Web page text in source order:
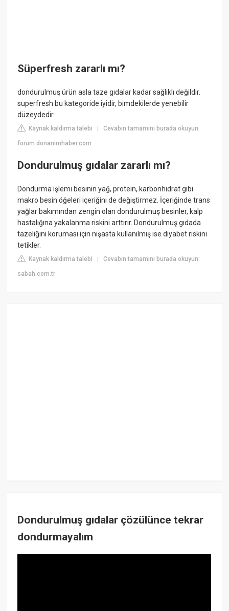
Süperfresh zararlı mı?
dondurulmuş ürün asla taze gıdalar kadar sağlıklı değildir.
superfresh bu kategoride iyidir, bimdekilerde yenebilir
düzeydedir.
Kaynak kaldırma talebi |Cevabın tamamını burada okuyun:
forum.donanimhaber.com
Dondurulmuş gıdalar zararlı mı?
Dondurma işlemi besinin yağ, protein, karbonhidrat gibi
makro besin öğeleri içeriğini de değiştirmez. İçeriğinde trans
yağlar bakımından zengin olan dondurulmuş besinler, kalp
hastalığına yakalanma riskini arttırır. Dondurulmuş gıdada
tazeliğini koruması için nişasta kullanılmış ise diyabet riskini
tetikler.
Kaynak kaldırma talebi |Cevabın tamamını burada okuyun:
sabah.com.tr
Dondurulmuş gıdalar çözülünce tekrar
dondurmayalım